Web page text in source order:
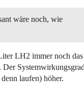
wäre noch, wie
LH2 immer noch
laufen) höher.